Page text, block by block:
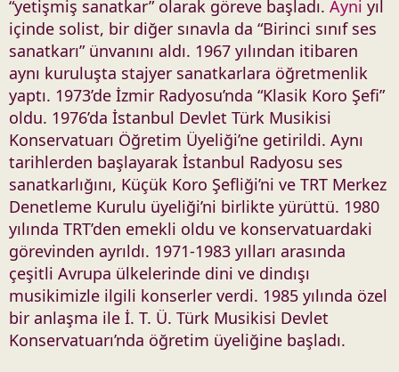
“yetişmiş sanatkar” olarak göreve başladı. Ayni yıl
içinde solist, bir diğer sınavla da “Birinci sınıf ses
sanatkarı” ünvanını aldı. 1967 yılından itibaren
aynı kuruluşta stajyer sanatkarlara öğretmenlik
yaptı. 1973’de İzmir Radyosu’nda “Klasik Koro Şefi”
oldu. 1976’da İstanbul Devlet Türk Musikisi
Konservatuarı Öğretim Üyeliği’ne getirildi. Aynı
tarihlerden başlayarak İstanbul Radyosu ses
sanatkarlığını, Küçük Koro Şefliği’ni ve TRT Merkez
Denetleme Kurulu üyeliği’ni birlikte yürüttü. 1980
yılında TRT’den emekli oldu ve konservatuardaki
görevinden ayrıldı. 1971-1983 yılları arasında
çeşitli Avrupa ülkelerinde dini ve dindışı
musikimizle ilgili konserler verdi. 1985 yılında özel
bir anlaşma ile İ. T. Ü. Türk Musikisi Devlet
Konservatuarı’nda öğretim üyeliğine başladı.